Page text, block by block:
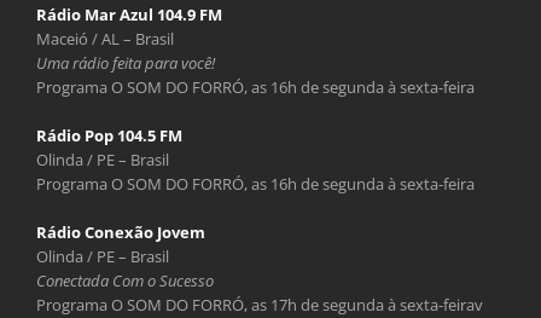
Rádio Mar Azul 104.9 FM
Maceió / AL – Brasil
Uma rádio feita para você!
Programa O SOM DO FORRÓ, as 16h de segunda à sexta-feira
Rádio Pop 104.5 FM
Olinda / PE – Brasil
Programa O SOM DO FORRÓ, as 16h de segunda à sexta-feira
Rádio Conexão Jovem
Olinda / PE – Brasil
Conectada Com o Sucesso
Programa O SOM DO FORRÓ, as 17h de segunda à sexta-feirav